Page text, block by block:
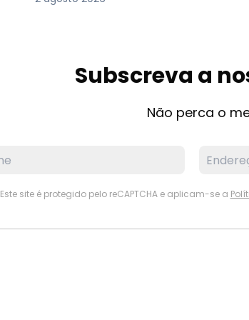
Subscreva a
Não perca o
Este site é protegido pelo reCAPTCHA e aplicam-se a